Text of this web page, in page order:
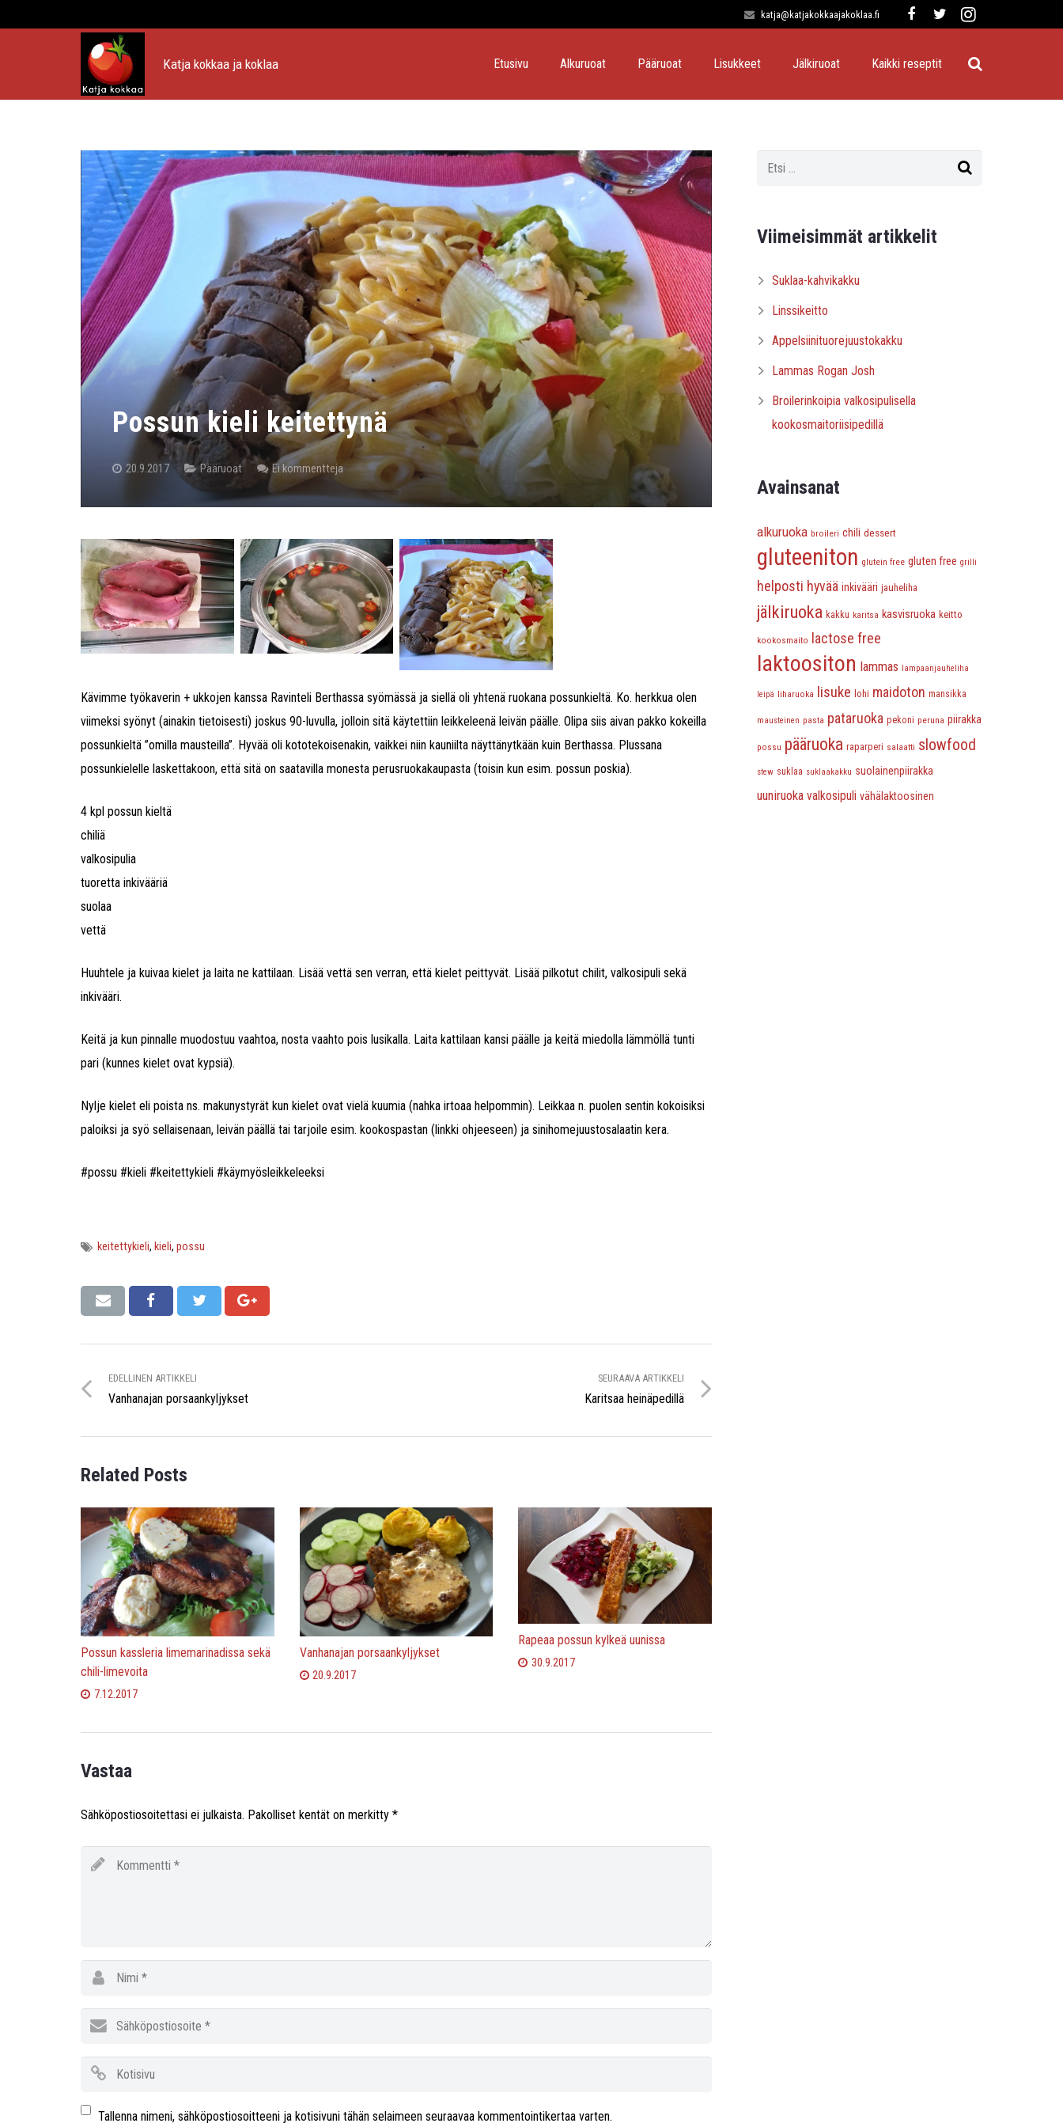
katja@katjakokkaajakoklaa.fi
Katja kokkaa ja koklaa Etusivu Alkuruoat Pääruoat Lisukkeet Jälkiruoat Kaikki reseptit
Possun kieli keitettynä
20.9.2017 Pääruoat Ei kommentteja
Kävimme työkaverin + ukkojen kanssa Ravinteli Berthassa syömässä ja siellä oli yhtenä ruokana possunkieltä. Ko. herkkua olen
viimeksi syönyt (ainakin tietoisesti) joskus 90-luvulla, jolloin sitä käytettiin leikkeleenä leivän päälle. Olipa siis aivan pakko kokeilla
possunkieltä ”omilla mausteilla”. Hyvää oli kototekoisenakin, vaikkei niin kauniilta näyttänytkään kuin Berthassa. Plussana
possunkielelle laskettakoon, että sitä on saatavilla monesta perusruokakaupasta (toisin kun esim. possun poskia).
4 kpl possun kieltä
chiliä
valkosipulia
tuoretta inkivääriä
suolaa
vettä
Huuhtele ja kuivaa kielet ja laita ne kattilaan. Lisää vettä sen verran, että kielet peittyvät. Lisää pilkotut chilit, valkosipuli sekä
inkivääri.
Keitä ja kun pinnalle muodostuu vaahtoa, nosta vaahto pois lusikalla. Laita kattilaan kansi päälle ja keitä miedolla lämmöllä tunti
pari (kunnes kielet ovat kypsiä).
Nylje kielet eli poista ns. makunystyrät kun kielet ovat vielä kuumia (nahka irtoaa helpommin). Leikkaa n. puolen sentin kokoisiksi
paloiksi ja syö sellaisenaan, leivän päällä tai tarjoile esim. kookospastan (linkki ohjeeseen) ja sinihomejuustosalaatin kera.
#possu #kieli #keitettykieli #käymyösleikkeleeksi
keitettykieli, kieli,possu
EDELLINEN ARTIKKELI
Vanhanajan porsaankyljykset
SEURAAVA ARTIKKELI
Karitsaa heinäpedillä
Related Posts
Possun kassleria limemarinadissa sekä
chili-limevoita
7.12.2017
Vanhanajan porsaankyljykset
20.9.2017
Rapeaa possun kylkeä uunissa
30.9.2017
Vastaa
Sähköpostiosoitettasi ei julkaista. Pakolliset kentät on merkitty *
Tallenna nimeni, sähköpostiosoitteeni ja kotisivuni tähän selaimeen seuraavaa kommentointikertaa varten.
Viimeisimmät artikkelit
Suklaa-kahvikakku
Linssikeitto
Appelsiinituorejuustokakku
Lammas Rogan Josh
Broilerinkoipia valkosipulisella
kookosmaitoriisipedillä
Avainsanat
alkuruoka broileri chili dessert
gluteeniton glutein free gluten free grilli
helposti hyvää inkivääri jauheliha
jälkiruoka kakku karitsa kasvisruoka keitto
kookosmaito lactose free
laktoositon lammas lampaanjauheliha
leipä liharuoka lisuke lohi maidoton mansikka
mausteinen pasta pataruoka pekoni peruna piirakka
possu pääruoka raparperi salaatti slowfood
stew suklaa suklaakakku suolainenpiirakka
uuniruoka valkosipuli vähälaktoosinen